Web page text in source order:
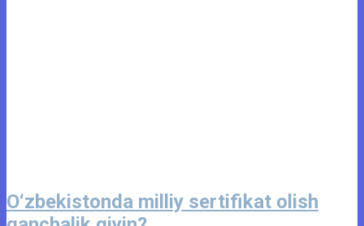
O‘zbekistonda milliy sertifikat olish